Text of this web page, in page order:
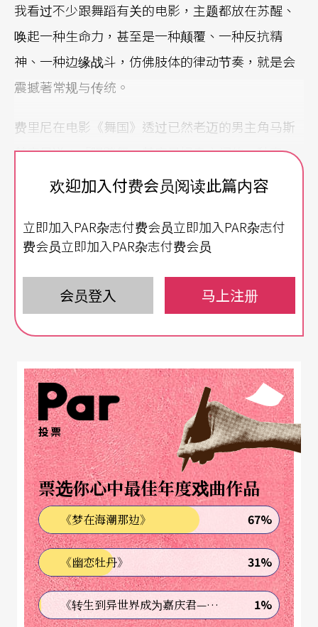
我看过不少跟舞蹈有关的电影，主题都放在苏醒、
唤起一种生命力，甚至是一种颠覆、一种反抗精
神、一种边缘战斗，仿佛肢体的律动节奏，就是会
震撼著常规与传统。
费里尼在电影《舞国》透过已然老迈的男主角马斯
楚安尼说：「踢踏舞，其实是奴隶之间的一种密
码，透过踢踏，奴隶之间传达问安、也密谋小小的
通。」
在电影《舞国英雄》中，舞蹈，成为有创意的年轻
人的自我实现与自我表达，年轻人无法控制内在声
而然地反抗了交际舞长年以来的既定公式与裁判霸
权。电影结尾，主角透过吉普赛民俗舞蹈的节奏所
创发出来的新舞步，让全场为之疯狂，群众爆出的
掌声与集体投入舞蹈，终于迫使老旧观念的霸权裁
判就此下台鞠躬。
这种透过舞蹈从事边缘战斗的反抗，在电影《热舞
十七》、《情迷哈瓦那》中更加地挑衅了。《热舞
十七》中的女主角属于中产阶级，但她爱上摇滚热
舞，这使仪表堂堂、高雅端庄、并暮气沈沈的上流
欢迎加入付费会员阅读此篇内容
立即加入PAR杂志付费会员立即加入PAR杂志付
费会员立即加入PAR杂志付费会员
会员登入 马上注册
投票
票选你心中最佳年度戏曲作品
《梦在海潮那边》 67%
《幽恋牡丹》 31%
《转生到异世界成为嘉庆君—发现我的祖先是诈骗集团!?》 1%